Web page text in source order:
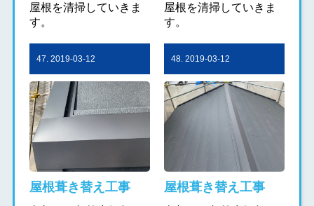
屋根を清掃していきま
す。
屋根を清掃していきま
す。
47. 2019-03-12
屋根葺き替え工事
48. 2019-03-12
屋根葺き替え工事